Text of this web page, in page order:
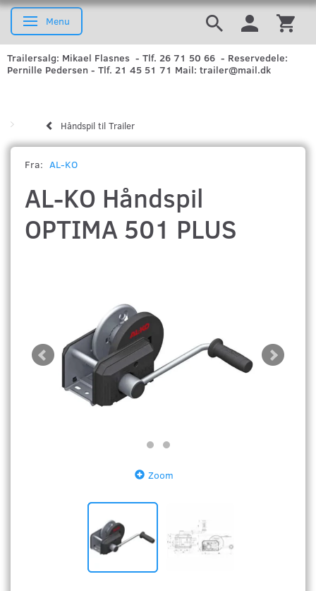
Skifte navigation
Menu
Trailersalg: Mikael Flasnes - Tlf. 26 71 50 66 - Reservedele:
Pernille Pedersen - Tlf. 21 45 51 71 Mail: trailer@mail.dk
Håndspil til Trailer
Fra: AL-KO
AL-KO Håndspil
OPTIMA 501 PLUS
Zoom